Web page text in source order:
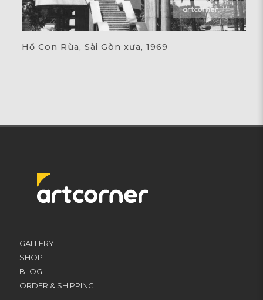
Hồ Con Rùa, Sài Gòn xưa, 1969
GALLERY
SHOP
BLOG
ORDER & SHIPPING